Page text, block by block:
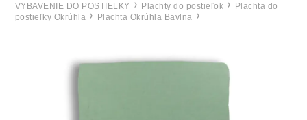
VYBAVENIE DO POSTIEĽKY Plachty do postieľok
Plachta do
postieľky Okrúhla
Plachta Okrúhla Bavlna